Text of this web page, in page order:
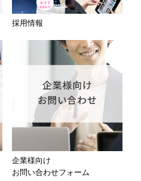
採用情報
企業様向け
お問い合わせフォーム